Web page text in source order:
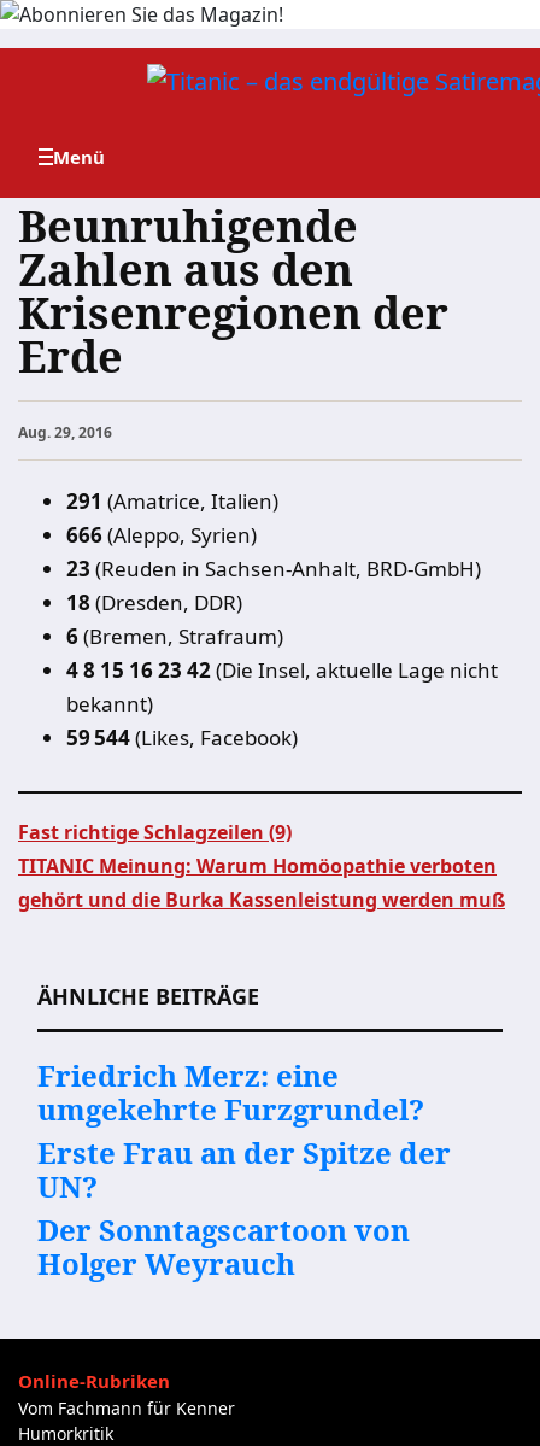
Zum
Beunruhigende
Zahlen aus den
Krisenregionen der
Erde
Aug. 29, 2016
291 (Amatrice, Italien)
666(Aleppo, Syrien)
23 (Reuden in Sachsen-Anhalt, BRD-GmbH)
18 (Dresden, DDR)
6(Bremen, Strafraum)
4 8 15 16 23 42(Die Insel, aktuelle Lage nicht
bekannt)
59 544(Likes, Facebook)
Beitragsnavigation
Fast richtige Schlagzeilen (9)
TITANIC Meinung: Warum Homöopathie verboten
gehört und die Burka Kassenleistung werden muß
ÄHNLICHE BEITRÄGE
Friedrich Merz: eine
umgekehrte Furzgrundel?
Erste Frau an der Spitze der
UN?
Der Sonntagscartoon von
Holger Weyrauch
Online-Rubriken
Vom Fachmann für Kenner
Humorkritik